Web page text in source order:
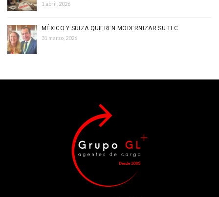
1 abril, 2026
MÉXICO Y SUIZA QUIEREN MODERNIZAR SU TLC
31 marzo, 2026